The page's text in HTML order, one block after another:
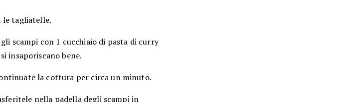
le tagliatelle.
scampi con 1 cucchiaio di pasta di curry
insaporiscano bene.
la cottura per circa un minuto.
nella padella degli scampi in